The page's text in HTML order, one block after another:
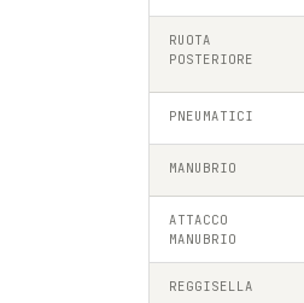
RUOTA
POSTERIORE
PNEUMATICI
MANUBRIO
ATTACCO
MANUBRIO
REGGISELLA